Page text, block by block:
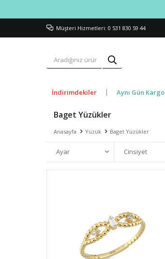
Müşteri Hizmetleri: 0 531 830 59 44
İndirimdekiler Aynı Gün Kargo
Baget Yüzükler
Anasayfa Yüzük Baget Yüzükler
Ayar Cinsiyet